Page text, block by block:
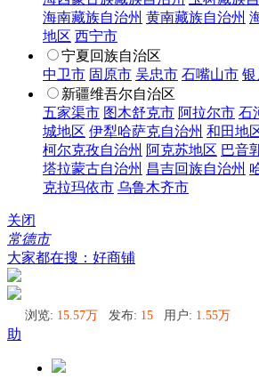
海南藏族自治州 黄南藏族自治州
地区 西宁市
宁夏回族自治区
中卫市 固原市 吴忠市 石嘴山市 银
新疆维吾尔自治区
五家渠市 图木舒克市 阿拉尔市 石
城地区 伊犁哈萨克自治州 和田地
柯尔克孜自治州 阿克苏地区 巴音
塔拉蒙古自治州 昌吉回族自治州
克拉玛依市 乌鲁木齐市
关闭
常德市
大家都在搜：好商铺
浏览: 15.57万 发布: 15 用户: 1.55万
助